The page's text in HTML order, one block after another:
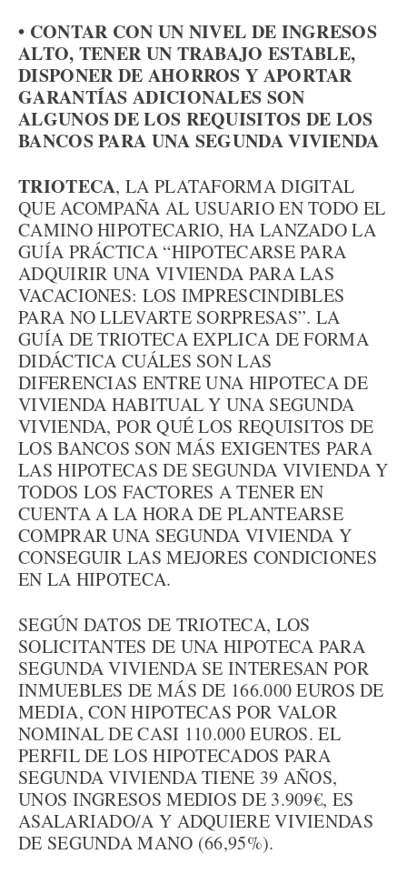
• CONTAR CON UN NIVEL DE INGRESOS
ALTO, TENER UN TRABAJO ESTABLE,
DISPONER DE AHORROS Y APORTAR
GARANTÍAS ADICIONALES SON
ALGUNOS DE LOS REQUISITOS DE LOS
BANCOS PARA UNA SEGUNDA VIVIENDA
TRIOTECA, LA PLATAFORMA DIGITAL
QUE ACOMPAÑA AL USUARIO EN TODO EL
CAMINO HIPOTECARIO, HA LANZADO LA
GUÍA PRÁCTICA “HIPOTECARSE PARA
ADQUIRIR UNA VIVIENDA PARA LAS
VACACIONES: LOS IMPRESCINDIBLES
PARA NO LLEVARTE SORPRESAS”. LA
GUÍA DE TRIOTECA EXPLICA DE FORMA
DIDÁCTICA CUÁLES SON LAS
DIFERENCIAS ENTRE UNA HIPOTECA DE
VIVIENDA HABITUAL Y UNA SEGUNDA
VIVIENDA, POR QUÉ LOS REQUISITOS DE
LOS BANCOS SON MÁS EXIGENTES PARA
LAS HIPOTECAS DE SEGUNDA VIVIENDA Y
TODOS LOS FACTORES A TENER EN
CUENTA A LA HORA DE PLANTEARSE
COMPRAR UNA SEGUNDA VIVIENDA Y
CONSEGUIR LAS MEJORES CONDICIONES
EN LA HIPOTECA.
SEGÚN DATOS DE TRIOTECA, LOS
SOLICITANTES DE UNA HIPOTECA PARA
SEGUNDA VIVIENDA SE INTERESAN POR
INMUEBLES DE MÁS DE 166.000 EUROS DE
MEDIA, CON HIPOTECAS POR VALOR
NOMINAL DE CASI 110.000 EUROS. EL
PERFIL DE LOS HIPOTECADOS PARA
SEGUNDA VIVIENDA TIENE 39 AÑOS,
UNOS INGRESOS MEDIOS DE 3.909€, ES
ASALARIADO/A Y ADQUIERE VIVIENDAS
DE SEGUNDA MANO (66,95%).